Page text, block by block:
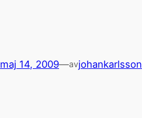
maj 14, 2009—avjohankarlsson